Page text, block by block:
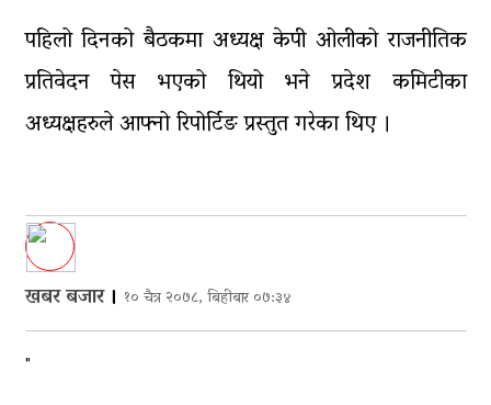
पहिलो दिनको बैठकमा अध्यक्ष केपी ओलीको राजनीतिक
प्रतिवेदन पेस भएको थियो भने प्रदेश कमिटीका
अध्यक्षहरुले आफ्नो रिपोर्टिङ प्रस्तुत गरेका थिए ।
खबर बजार। १० चैत्र २०७८, बिहीबार ०७:३४
"